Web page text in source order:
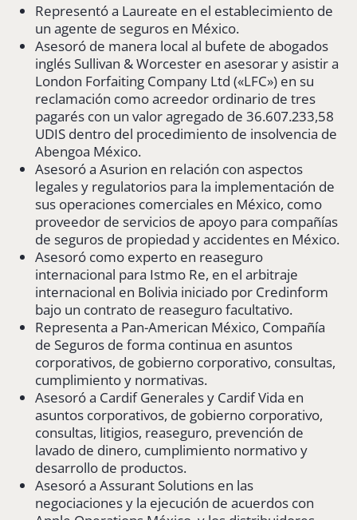
Representó a Laureate en el establecimiento de
un agente de seguros en México.
Asesoró de manera local al bufete de abogados
inglés Sullivan & Worcester en asesorar y asistir a
London Forfaiting Company Ltd («LFC») en su
reclamación como acreedor ordinario de tres
pagarés con un valor agregado de 36.607.233,58
UDIS dentro del procedimiento de insolvencia de
Abengoa México.
Asesoró a Asurion en relación con aspectos
legales y regulatorios para la implementación de
sus operaciones comerciales en México, como
proveedor de servicios de apoyo para compañías
de seguros de propiedad y accidentes en México.
Asesoró como experto en reaseguro
internacional para Istmo Re, en el arbitraje
internacional en Bolivia iniciado por Credinform
bajo un contrato de reaseguro facultativo.
Representa a Pan-American México, Compañía
de Seguros de forma continua en asuntos
corporativos, de gobierno corporativo, consultas,
cumplimiento y normativas.
Asesoró a Cardif Generales y Cardif Vida en
asuntos corporativos, de gobierno corporativo,
consultas, litigios, reaseguro, prevención de
lavado de dinero, cumplimiento normativo y
desarrollo de productos.
Asesoró a Assurant Solutions en las
negociaciones y la ejecución de acuerdos con